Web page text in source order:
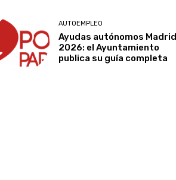
AUTOEMPLEO
Ayudas autónomos Madrid
2026: el Ayuntamiento
publica su guía completa